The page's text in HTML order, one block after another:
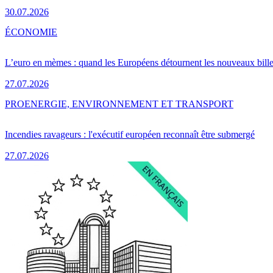
30.07.2026
L’euro en mèmes : quand les Européens détournent les nouveaux
27.07.2026
ÉCONOMIE
Incendies ravageurs : l'exécutif européen reconnaît être submergé
27.07.2026
PROENERGIE, ENVIRONNEMENT ET TRANSPORT